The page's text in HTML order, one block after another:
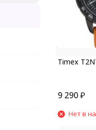
Timex
9 290 ₽
Нет в